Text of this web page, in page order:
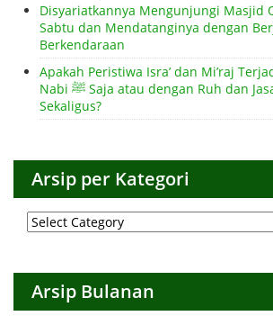
Disyariatkannya Mengunjungi Masjid
Sabtu dan Mendatanginya dengan
Berkendaraan
Apakah Peristiwa Isra’ dan Mi’raj
Nabi ﷺ Saja atau dengan Ruh dan Jasad Beliau
Sekaligus?
Arsip per Kategori
Arsip
per
Arsip Bulanan